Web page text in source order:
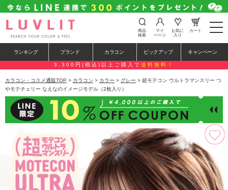
t
o
e
n
a
a
i
o
n
商品
検索
マイ
ページ
お気に
入り
カート
ランキング ブランド カラコン ピックアップ キャンペーン
3,300円(税込)以上ご購入で 送料無料！
カラコン・コスメ通販TOP > カラコン > カラー > グレー > 超モテコン ウルトラマンスリー つ
やモテチェリー なえなのイメージモデル（2枚入り）